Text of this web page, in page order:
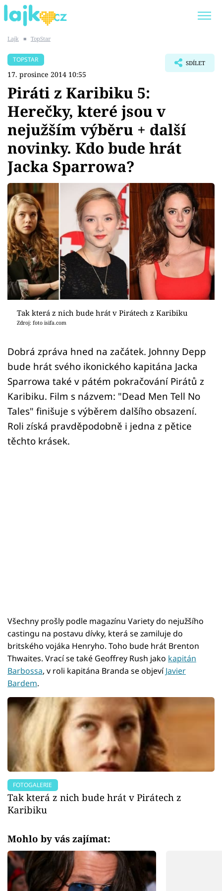
SHOPAHOLICADEL
Témata
Showbyznys
Youtubeři
Virály
Sex a vztahy
Videa
Sledujte prima+
Přihlášení
Lajk ■ TopStar
TOPSTAR
17. prosince 2014 10:55
SDÍLET
Piráti z Karibiku 5:
Herečky, které jsou v
nejužším výběru + další
novinky. Kdo bude hrát
Jacka Sparrowa?
Tak která z nich bude hrát v Pirátech z Karibiku
Zdroj: foto isifa.com
Dobrá zpráva hned na začátek. Johnny Depp
bude hrát svého ikonického kapitána Jacka
Sparrowa také v pátém pokračování Pirátů z
Karibiku. Film s názvem: "Dead Men Tell No
Tales" finišuje s výběrem dalšího obsazení.
Roli získá pravděpodobně i jedna z pětice
těchto krásek.
Všechny prošly podle magazínu Variety do nejužšího
castingu na postavu dívky, která se zamiluje do
britského vojáka Henryho. Toho bude hrát Brenton
Thwaites. Vrací se také Geoffrey Rush jako kapitán
Barbossa, v roli kapitána Branda se objevíJavier
Bardem.
FOTOGALERIE
Tak která z nich bude hrát v Pirátech z
Karibiku
Mohlo by vás zajímat: